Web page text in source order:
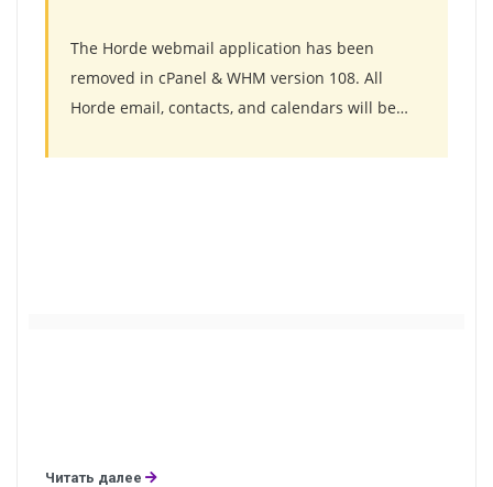
The Horde webmail application has been
removed in cPanel & WHM version 108. All
Horde email, contacts, and calendars will be
Читать далее